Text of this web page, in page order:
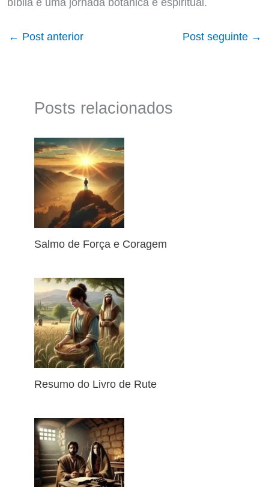
← Post anterior Post seguinte →
Posts relacionados
Salmo de Força e Coragem
Resumo do Livro de Rute